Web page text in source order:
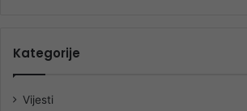
Kategorije
Vijesti